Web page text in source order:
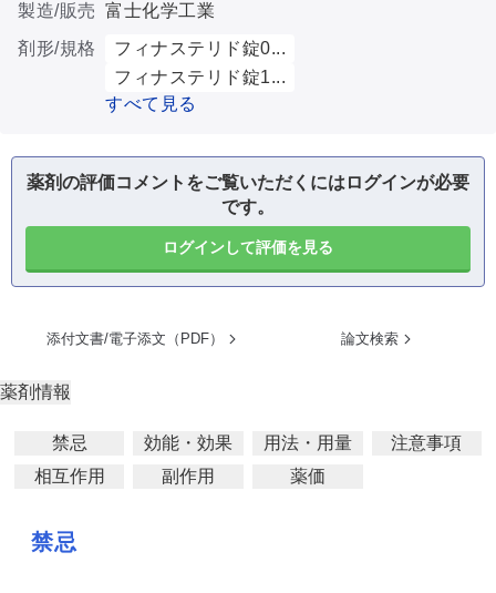
製造/販売 富士化学工業
剤形/規格
フィナステリド錠0...
フィナステリド錠1...
すべて見る
薬剤の評価コメントをご覧いただくにはログインが必要
です。
ログインして評価を見る
添付文書/電子添文（PDF） 論文検索
薬剤情報
禁忌 効能・効果 用法・用量
注意事項
相互作用
副作用 薬価
禁忌